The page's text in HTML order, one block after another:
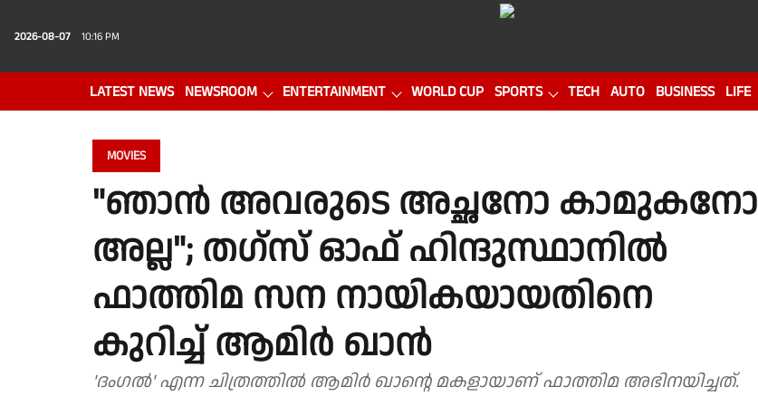
2026-08-07 10:16 PM
LATEST NEWS NEWSROOM ENTERTAINMENT WORLD CUP SPORTS TECH AUTO BUSINESS LIFE
MOVIES
"ഞാന്‍ അവരുടെ അച്ഛനോ കാമുകനോ
അല്ല"; തഗ്‌സ് ഓഫ് ഹിന്ദുസ്ഥാനില്‍
ഫാത്തിമ സന നായികയായതിനെ
കുറിച്ച് ആമിര്‍ ഖാന്‍
'ദംഗല്‍' എന്ന ചിത്രത്തില്‍ ആമിര്‍ ഖാന്റെ മകളായാണ് ഫാത്തിമ അഭിനയിച്ചത്.